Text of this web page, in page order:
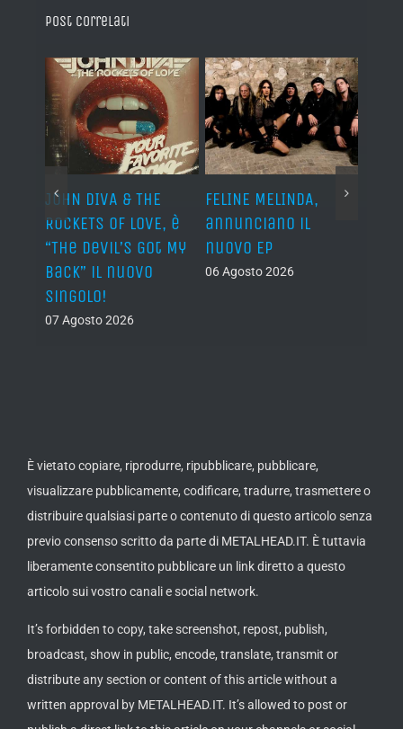
Post correlati
JOHN DIVA & THE
ROCKETS OF LOVE, è
“The Devil’s Got My
Back” il nuovo
singolo!
07 Agosto 2026
FELINE MELINDA,
annunciano il
nuovo EP
06 Agosto 2026
È vietato copiare, riprodurre, ripubblicare, pubblicare,
visualizzare pubblicamente, codificare, tradurre, trasmettere o
distribuire qualsiasi parte o contenuto di questo articolo senza
previo consenso scritto da parte di METALHEAD.IT. È tuttavia
liberamente consentito pubblicare un link diretto a questo
articolo sui vostro canali e social network.
It’s forbidden to copy, take screenshot, repost, publish,
broadcast, show in public, encode, translate, transmit or
distribute any section or content of this article without a
written approval by METALHEAD.IT. It’s allowed to post or